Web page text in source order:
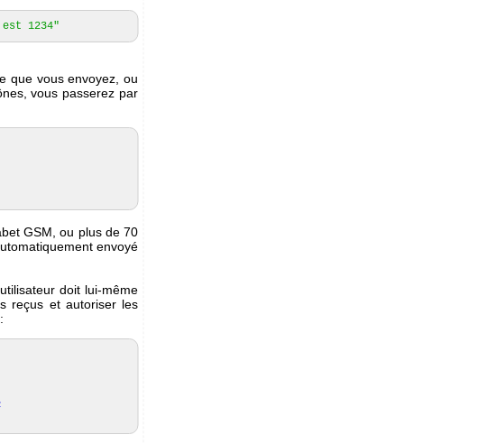
est 1234"
que vous envoyez, ou
vous passerez par
GSM, ou plus de 70
envoyé
doit lui-même
reçus et autoriser les